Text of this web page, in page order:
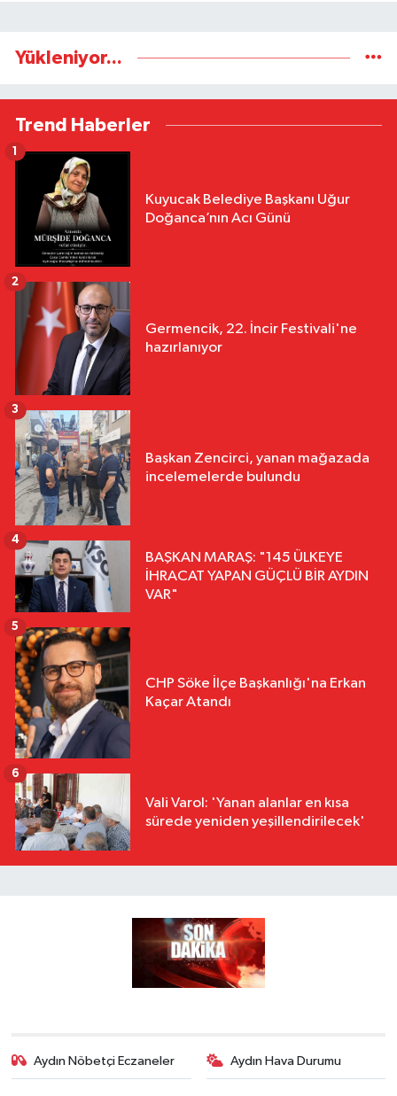
Yükleniyor...
Trend Haberler
Kuyucak Belediye Başkanı Uğur
Doğanca’nın Acı Günü
1
Germencik, 22. İncir Festivali'ne
hazırlanıyor
2
Başkan Zencirci, yanan mağazada
incelemelerde bulundu
3
BAŞKAN MARAŞ: "145 ÜLKEYE
İHRACAT YAPAN GÜÇLÜ BİR AYDIN
VAR"
4
CHP Söke İlçe Başkanlığı'na Erkan
Kaçar Atandı
5
Vali Varol: 'Yanan alanlar en kısa
sürede yeniden yeşillendirilecek'
6
Aydın Nöbetçi Eczaneler Aydın Hava Durumu